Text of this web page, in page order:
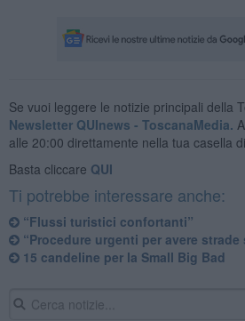
Se vuoi leggere le notizie principali della
Newsletter QUInews - ToscanaMedia.
alle 20:00 direttamente nella tua casella
Basta cliccare QUI
Ti potrebbe interessare anche:
“Flussi turistici confortanti”
“Procedure urgenti per avere strade
15 candeline per la Small Big Bad